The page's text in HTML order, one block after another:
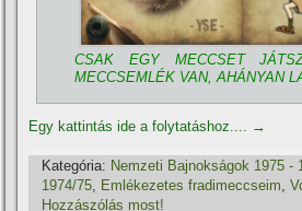
CSAK EGY MECCSET
MECCSEMLÉK VAN, AHÁNYAN
Egy kattintás ide a folytatáshoz.... →
Kategória: Nemzeti Bajnokságok 1975 -
1974/75
Emlékezetes fradimeccseim ,
Hozzászólás most!